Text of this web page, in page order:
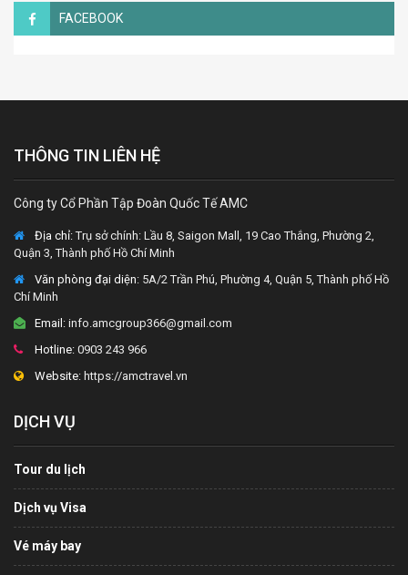
FACEBOOK
THÔNG TIN LIÊN HỆ
Công ty Cổ Phần Tập Đoàn Quốc Tế AMC
Địa chỉ:Trụ sở chính: Lầu 8, Saigon Mall, 19 Cao Thắng, Phường 2,
Quận 3, Thành phố Hồ Chí Minh
Văn phòng đại diện: 5A/2 Trần Phú, Phường 4, Quận 5, Thành phố Hồ
Chí Minh
Email: info.amcgroup366@gmail.com
Hotline: 0903 243 966
Website: https://amctravel.vn
DỊCH VỤ
Tour du lịch
Dịch vụ Visa
Vé máy bay